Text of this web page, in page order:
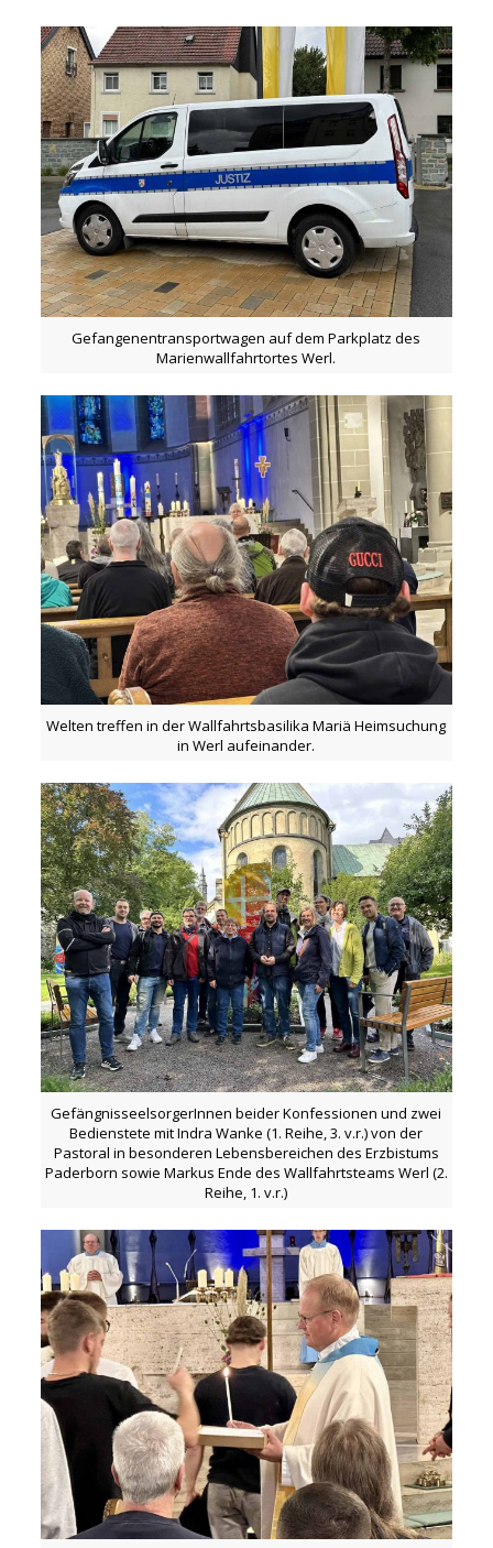
Gefangenentransportwagen auf dem Parkplatz des
Marienwallfahrtortes Werl.
Welten treffen in der Wallfahrtsbasilika Mariä Heimsuchung
in Werl aufeinander.
GefängnisseelsorgerInnen beider Konfessionen und zwei
Bedienstete mit Indra Wanke (1. Reihe, 3. v.r.) von der
Pastoral in besonderen Lebensbereichen des Erzbistums
Paderborn sowie Markus Ende des Wallfahrtsteams Werl (2.
Reihe, 1. v.r.)